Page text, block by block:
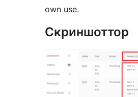
own use.
Скриншоттор